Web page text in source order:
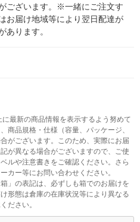
ございます。※一緒にご注文す
お届け地域等により翌日配達が
あります。
最新の商品情報を表示するよう努めて
商品規格・仕様（容量、パッケージ、
がございます。このため、実際にお届
が異なる場合がございますので、ご使
ルや注意書きをご確認ください。さら
カー等にお問い合わせください。
」の表記は、必ずしも箱でのお届けを
形態は倉庫の在庫状況等により異なる
ださい。